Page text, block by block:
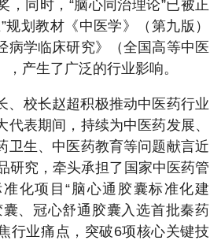
，同时，“脑心同治理论”已被正
规划教材《中医学》（第九版）
病学临床研究》（全国高等中医
产生了广泛的行业影响。
、校长赵超积极推动中医药行业
代表期间，持续为中医药发展、
卫生、中医药教育等问题献言近
研究，牵头承担了国家中医药管
化项目“脑心通胶囊标准化建
、冠心舒通胶囊入选首批秦药
行业痛点，突破6项核心关键技